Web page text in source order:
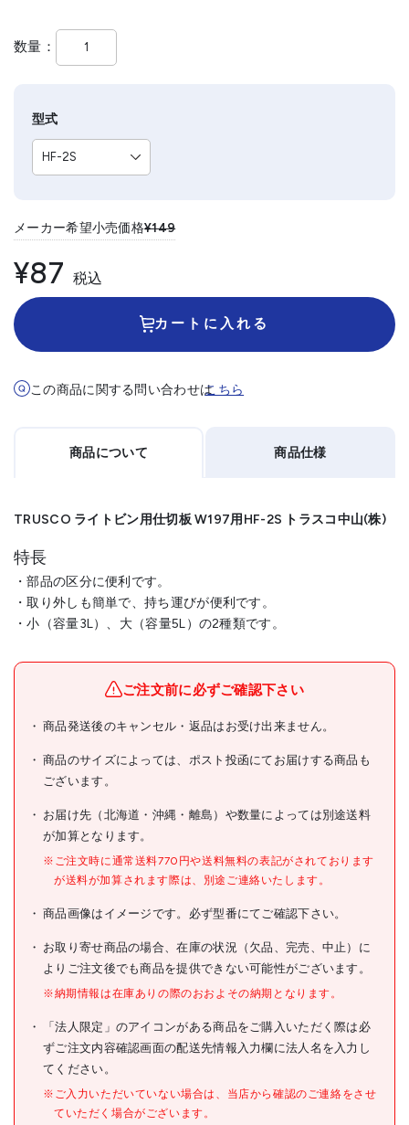
数量
型式
メーカー希望小売価格¥149
¥87 税込
カートに入れる
この商品に関する問い合わせはこちら
商品について
TRUSCO ライトビン用仕切板 W197用HF-2S トラスコ中山(株)
特長
・部品の区分に便利です。
・取り外しも簡単で、持ち運びが便利です。
・小（容量3L）、大（容量5L）の2種類です。
商品仕様
ブランド名 TRUSCO
商品名
TRUSCO ライトビン用仕切
板 W197用
型式 HF-2S
JANコード
仕様
●間口(mm):145
●高さ(mm):62.0
●厚さ(mm):2.2
●仕切り板
材質/仕上
原産国 日本
セット内容/付属品
注意事項 ●提供不可:chemSHERPA
ご注文前に必ずご確認下さい
商品発送後のキャンセル・返品はお受け出来ません。
商品のサイズによっては、ポスト投函にてお届けする商品も
ございます。
お届け先（北海道・沖縄・離島）や数量によっては別途送料
が加算となります。
※ご注文時に通常送料770円や送料無料の表記がされております
が送料が加算されます際は、別途ご連絡いたします。
商品画像はイメージです。必ず型番にてご確認下さい。
お取り寄せ商品の場合、在庫の状況（欠品、完売、中止）に
よりご注文後でも商品を提供できない可能性がございます。
※納期情報は在庫ありの際のおおよその納期となります。
「法人限定」のアイコンがある商品をご購入いただく際は必
ずご注文内容確認画面の配送先情報入力欄に法人名を入力し
てください。
※ご入力いただいていない場合は、当店から確認のご連絡をさせ
ていただく場合がございます。